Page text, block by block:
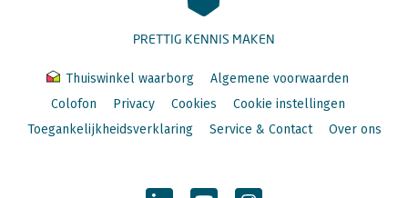
PRETTIG KENNIS MAKEN
Thuiswinkel waarborg
Algemene voorwaarden
Colofon
Privacy Cookies
Cookie instellingen
Toegankelijkheidsverklaring
Service & Contact Over ons